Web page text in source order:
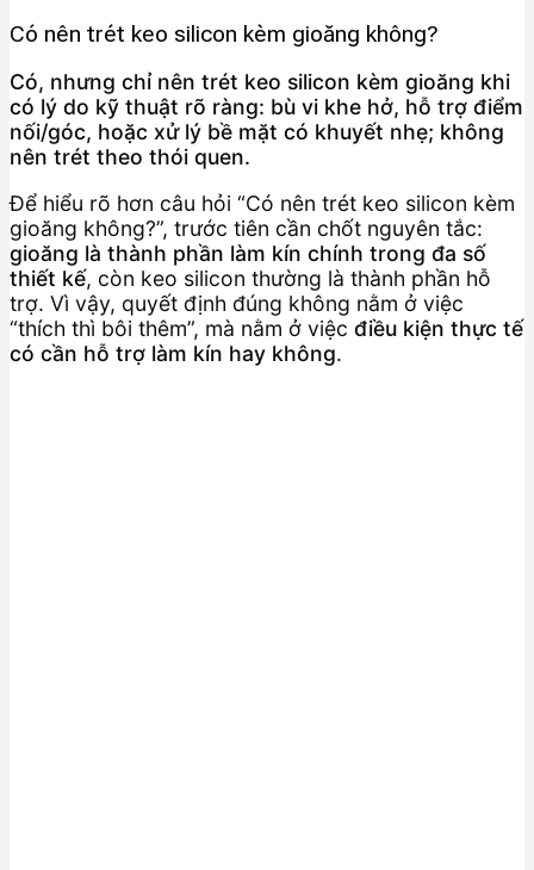
Có nên trét keo silicon kèm gioăng không?
Có, nhưng chỉ nên trét keo silicon kèm gioăng khi
có lý do kỹ thuật rõ ràng: bù vi khe hở, hỗ trợ điểm
nối/góc, hoặc xử lý bề mặt có khuyết nhẹ; không
nên trét theo thói quen.
Để hiểu rõ hơn câu hỏi “Có nên trét keo silicon kèm
gioăng không?”, trước tiên cần chốt nguyên tắc:
gioăng là thành phần làm kín chính trong đa số
thiết kế, còn keo silicon thường là thành phần hỗ
trợ. Vì vậy, quyết định đúng không nằm ở việc
“thích thì bôi thêm”, mà nằm ở việc điều kiện thực tế
có cần hỗ trợ làm kín hay không.